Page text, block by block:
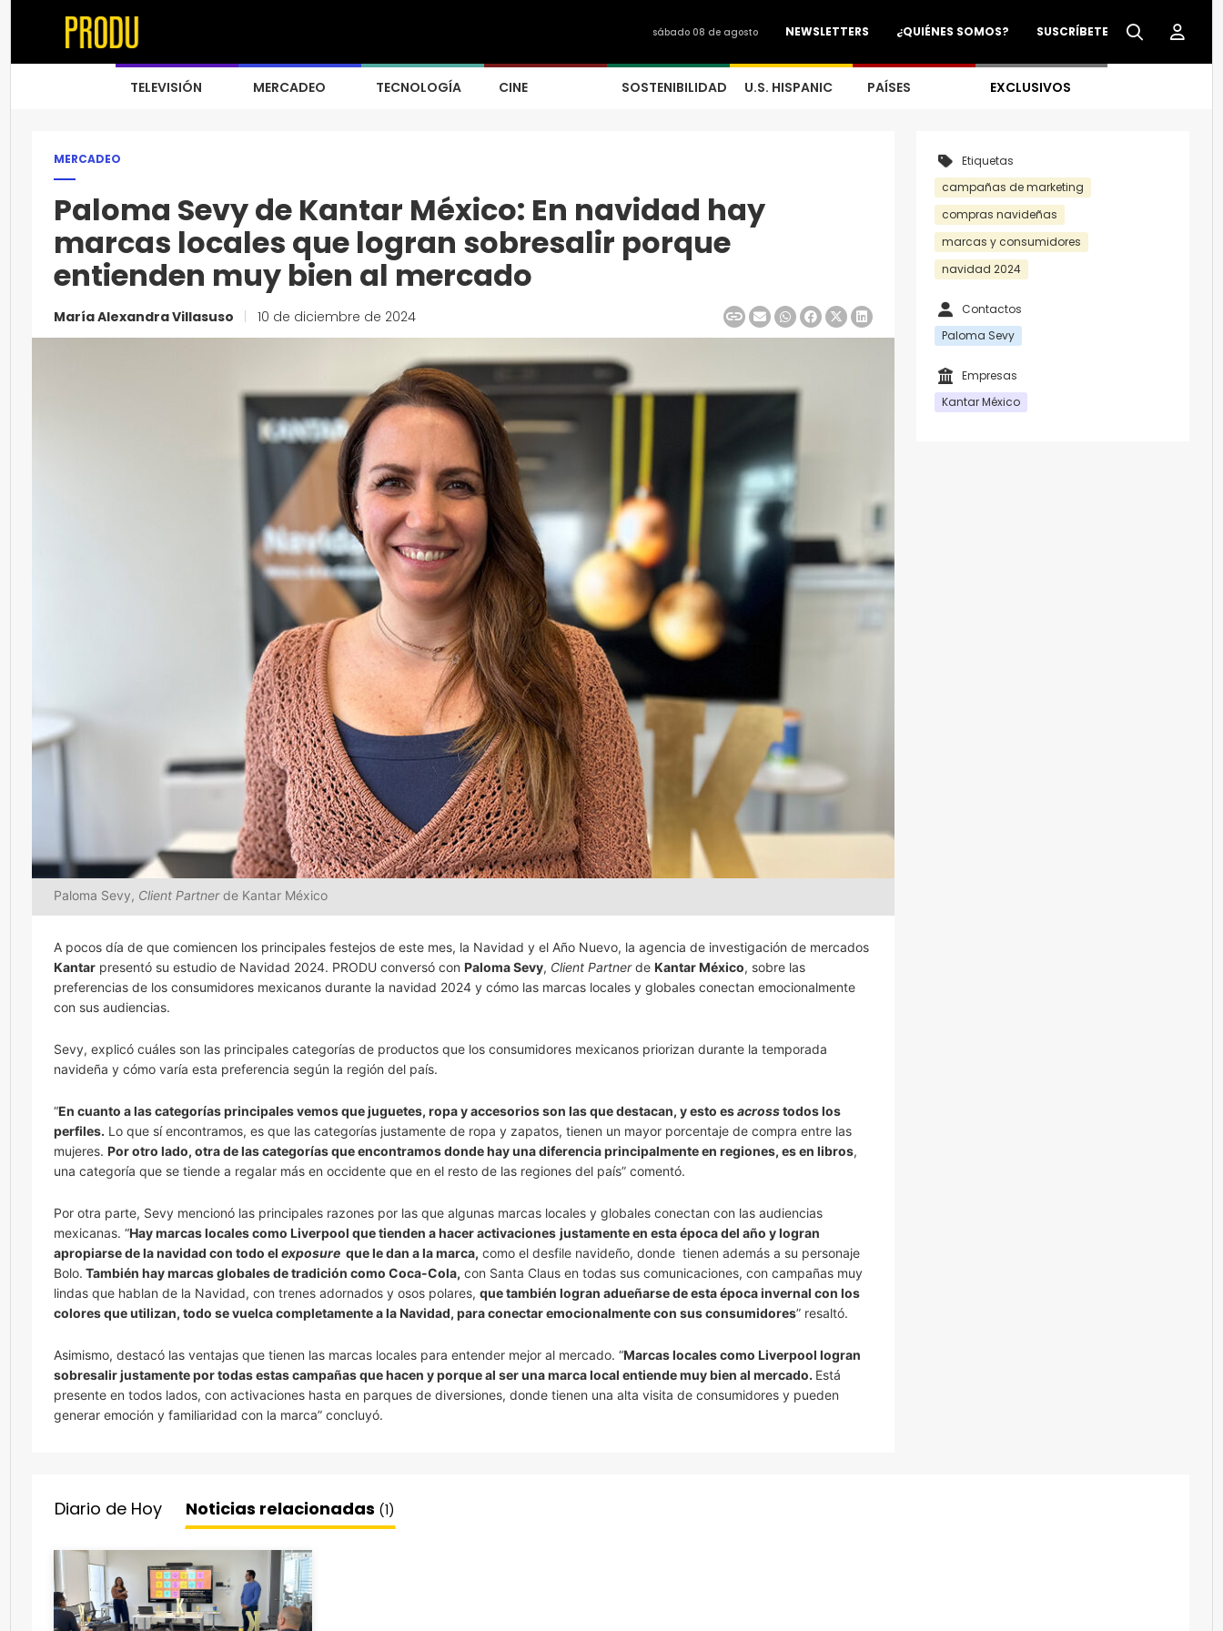
SUSCRÍBETE
¿QUIÉNES SOMOS?
NEWSLETTERS
sábado 08 de agosto
TELEVISIÓN MERCADEO TECNOLOGÍA CINE SOSTENIBILIDAD U.S. HISPANIC PAÍSES EXCLUSIVOS
MERCADEO
Paloma Sevy de Kantar México: En navidad hay
marcas locales que logran sobresalir porque
entienden muy bien al mercado
María Alexandra Villasuso 10 de diciembre de 2024
Paloma Sevy, Client Partnerde Kantar México
A pocos día de que comiencen los principales festejos de este mes, la Navidad y el Año Nuevo, la agencia de investigación de mercados
Kantar presentó su estudio de Navidad 2024. PRODU conversó con Paloma Sevy, Client Partnerde Kantar México, sobre las
preferencias de los consumidores mexicanos durante la navidad 2024 y cómo las marcas locales y globales conectan emocionalmente
con sus audiencias.
Sevy, explicó cuáles son las principales categorías de productos que los consumidores mexicanos priorizan durante la temporada
navideña y cómo varía esta preferencia según la región del país.
“En cuanto a las categorías principales vemos que juguetes, ropa y accesorios son las que destacan, y esto esacrosstodos los
perfiles. Lo que sí encontramos, es que las categorías justamente de ropa y zapatos, tienen un mayor porcentaje de compra entre las
mujeres. Por otro lado, otra de las categorías que encontramos donde hay una diferencia principalmente en regiones, es en libros,
una categoría que se tiende a regalar más en occidente que en el resto de las regiones del país” comentó.
Por otra parte, Sevy mencionó las principales razones por las que algunas marcas locales y globales conectan con las audiencias
mexicanas. “Hay marcas locales como Liverpool que tienden a hacer activaciones justamente en esta época del año y logran
apropiarse de la navidad con todo el exposure que le dan a la marca, como el desfile navideño, donde tienen además a su personaje
Bolo. También hay marcas globales de tradición como Coca-Cola, con Santa Claus en todas sus comunicaciones, con campañas muy
lindas que hablan de la Navidad, con trenes adornados y osos polares, que también logran adueñarse de esta época invernal con los
colores que utilizan, todo se vuelca completamente a la Navidad, para conectar emocionalmente con sus consumidores” resaltó.
Asimismo, destacó las ventajas que tienen las marcas locales para entender mejor al mercado. “Marcas locales como Liverpool logran
sobresalir justamente por todas estas campañas que hacen y porque al ser una marca local entiende muy bien al mercado. Está
presente en todos lados, con activaciones hasta en parques de diversiones, donde tienen una alta visita de consumidores y pueden
generar emoción y familiaridad con la marca” concluyó.
Etiquetas
campañas de marketing
compras navideñas
marcas y consumidores
navidad 2024
Contactos
Paloma Sevy
Empresas
Kantar México
Diario de Hoy Noticias relacionadas (1)